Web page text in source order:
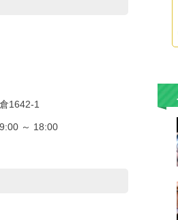
1642-1
～ 18:00